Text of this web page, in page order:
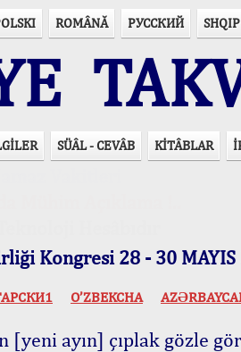
ROMÂNĂ РУССКИЙ SHQIP
SÜÂL - CEVÂB KİTÂBLAR
Kongresi 28 - 30
O’ZBEKCHA
ayın] çıplak gözle